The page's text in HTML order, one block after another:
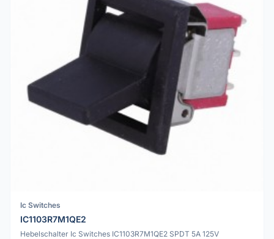
Ic Switches
IC1103R7M1QE2
Hebelschalter Ic Switches IC1103R7M1QE2 SPDT 5A 125V